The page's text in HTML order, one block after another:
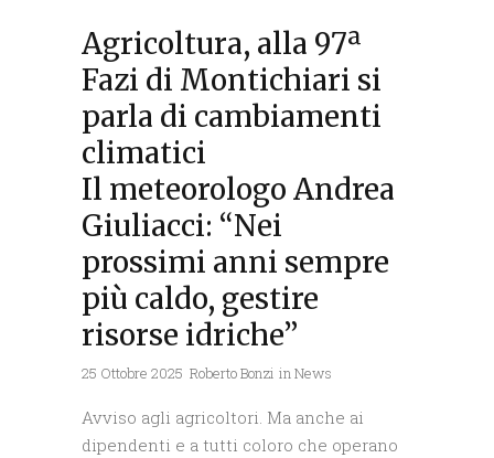
Agricoltura, alla 97ª
Fazi di Montichiari si
parla di cambiamenti
climatici
Il meteorologo Andrea
Giuliacci: “Nei
prossimi anni sempre
più caldo, gestire
risorse idriche”
25 Ottobre 2025 Roberto Bonzi inNews
Avviso agli agricoltori. Ma anche ai
dipendenti e a tutti coloro che operano